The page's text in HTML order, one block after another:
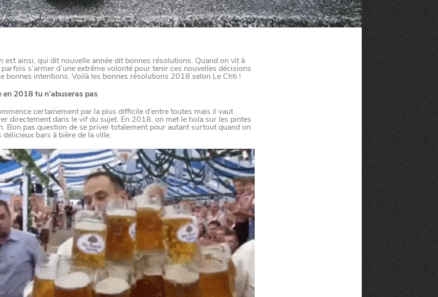
est ainsi, qui dit nouvelle année dit bonnes résolutions. Quand on vit à
s’armer d’une extrême volonté pour tenir ces nouvelles décisions
bonnes intentions. Voilà les bonnes résolutions 2018 selon Le Chti !
en 2018 tu n’abuseras pas
certainement par la plus difficile d’entre toutes mais il vaut
directement dans le vif du sujet. En 2018, on met le hola sur les pintes
Bon pas question de se priver totalement pour autant surtout quand on
délicieux bars à bière de la ville.